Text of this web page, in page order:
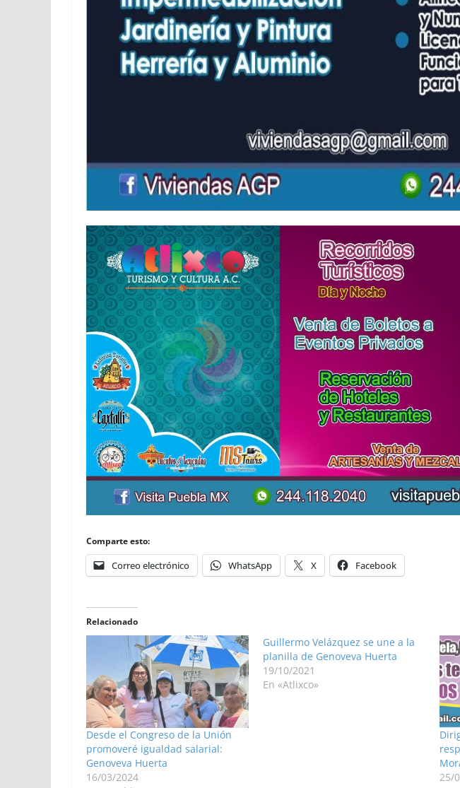
Comparte esto:
Correo electrónico WhatsApp X Facebook
Relacionado
Desde el Congreso de la Unión
promoveré igualdad salarial:
Genoveva Huerta
16/03/2024
Guillermo Velázquez se une a la
planilla de Genoveva Huerta
19/10/2021
En «Atlixco»
25/